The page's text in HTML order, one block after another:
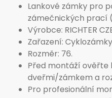
Lankové zámky pro
zámečnických prací
Výrobce: RICHTER
Zařazení:
Rozměr: 76.
Před montáží ověřte
dveřmi/zámkem a
Pro profesionální